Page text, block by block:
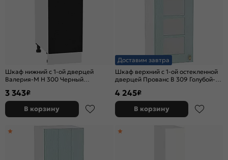
Шкаф нижний с 1-ой дверцей
Валерия-М Н 300 Черный
3 343₽
В корзину
Доставим завтра
Шкаф верхний с 1-ой остекленной
дверцей Прованс В 309 Голубой-
4 245₽
В корзину